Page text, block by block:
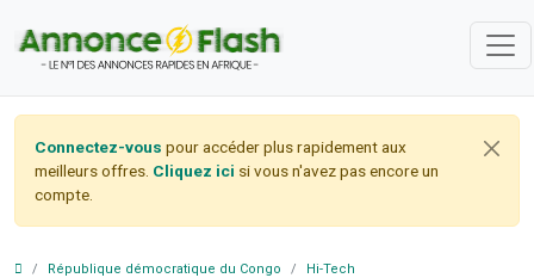
Connectez-vous pour accéder plus rapidement aux
meilleurs offres. Cliquez ici si vous n'avez pas encore un
compte.
République démocratique du Congo
Hi-Tech